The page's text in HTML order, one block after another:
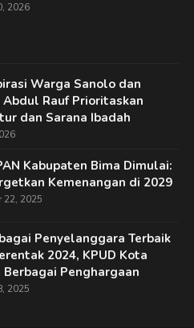
2026
Warga Sanolo dan
Abdul Rauf Prioritaskan
dan Sarana Ibadah
Kabupaten Bima Dimulai:
Kemenangan di 2029
22, 2025
Penyelanggara Terbaik
2024, KPUD Kota
Berbagai Penghargaan
2025